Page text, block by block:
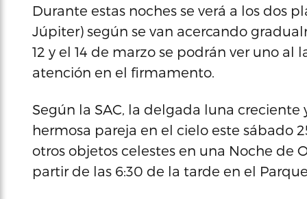
Durante estas noches se verá a los dos
Júpiter) según se van acercando
12 y el 14 de marzo se podrán ver uno
atención en el firmamento.
Según la SAC, la delgada luna
hermosa pareja en el cielo este sábado
otros objetos celestes en una Noche de
partir de las 6:30 de la tarde en el